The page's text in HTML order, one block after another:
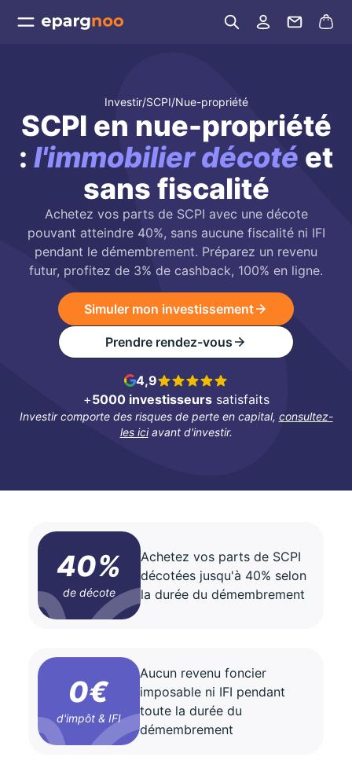
Investir/SCPI/Nue-propriété
SCPI en nue-propriété
: l'immobilier décoté et
sans fiscalité
Achetez vos parts de SCPI avec une décote
pouvant atteindre 40%, sans aucune fiscalité ni IFI
pendant le démembrement. Préparez un revenu
futur, profitez de 3% de cashback, 100% en ligne.
Simuler mon investissement
Prendre rendez-vous
4,9
+5000 investisseurssatisfaits
Investir comporte des risques de perte en capital, consultez-
les iciavant d'investir.
40%
de décote
Achetez vos parts de SCPI
décotées jusqu'à 40% selon
la durée du démembrement
0€
d'impôt & IFI
Aucun revenu foncier
imposable ni IFI pendant
toute la durée du
démembrement